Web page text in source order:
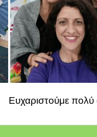
Ευχαριστούμε πολύ